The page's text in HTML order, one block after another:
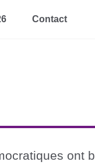
Contact
ont